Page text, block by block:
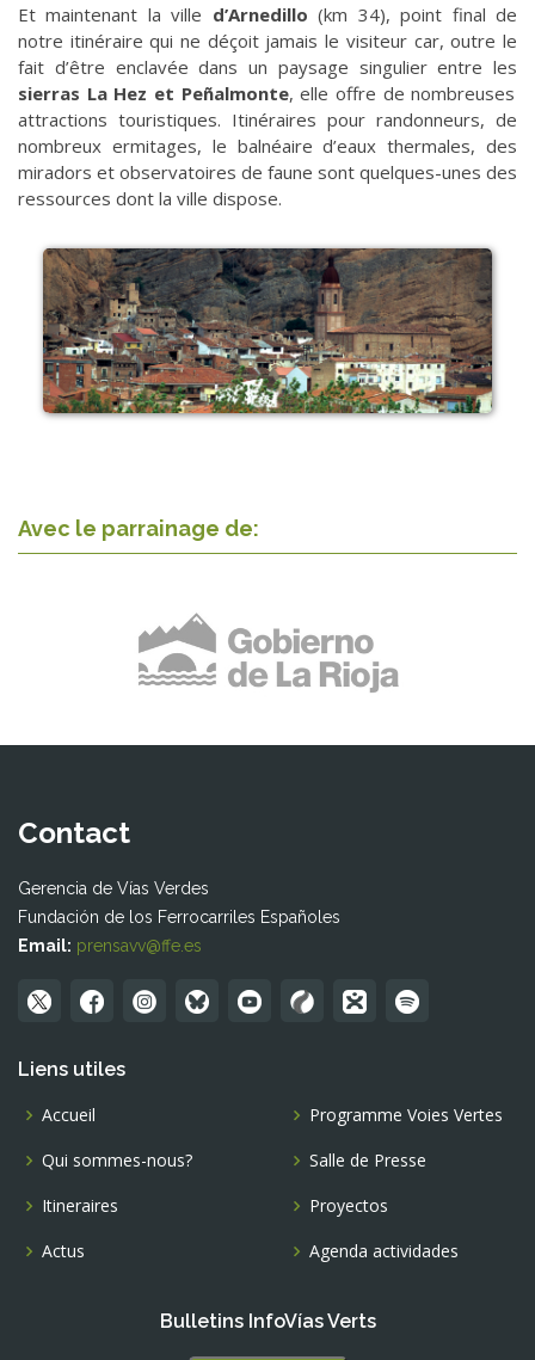
Et maintenant la ville d’Arnedillo(km 34), point final de
notre itinéraire qui ne déçoit jamais le visiteur car, outre le
fait d’être enclavée dans un paysage singulier entre les
sierras La Hez et Peñalmonte, elle offre de nombreuses
attractions touristiques. Itinéraires pour randonneurs, de
nombreux ermitages, le balnéaire d’eaux thermales, des
miradors et observatoires de faune sont quelques-unes des
ressources dont la ville dispose.
Avec le parrainage de:
Contact
Gerencia de Vías Verdes
Fundación de los Ferrocarriles Españoles
Email: prensavv@ffe.es
Liens utiles
Accueil
Qui sommes-nous?
Itineraires
Actus
Programme Voies Vertes
Salle de Presse
Proyectos
Agenda actividades
Bulletins InfoVías Verts